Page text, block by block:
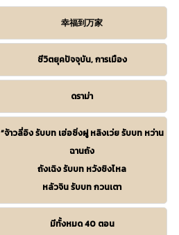
幸福到万家
ชีวิตยุคปัจจุบัน, การเมือง
ดราม่า
“จ้าวลี่อิง รับบท เฮ่อซิ่งฝู หลิงเว่ย รับบท หว่าน
ฉานถัง
ถังเฉิง รับบท หวังชิงไหล
หลัวจิน รับบท กวนเตา
มีทั้งหมด 40 ตอน